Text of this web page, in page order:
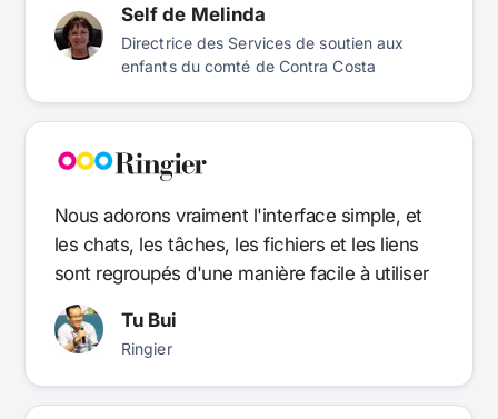
Self de Melinda
Directrice des Services de soutien aux
enfants du comté de Contra Costa
Nous adorons vraiment l'interface simple, et
les chats, les tâches, les fichiers et les liens
sont regroupés d'une manière facile à utiliser
Tu Bui
Ringier